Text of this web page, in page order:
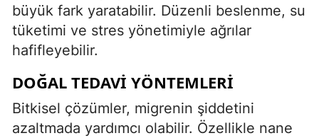
büyük fark yaratabilir. Düzenli beslenme, su
tüketimi ve stres yönetimiyle ağrılar
hafifleyebilir.
DOĞAL TEDAVI YÖNTEMLERI
Bitkisel çözümler, migrenin şiddetini
azaltmada yardımcı olabilir. Özellikle nane